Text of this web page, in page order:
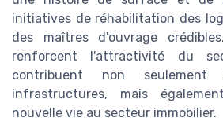
initiatives de réhabilitation des
des maîtres d'ouvrage
renforcent l'attractivité du
contribuent non
infrastructures, mais
nouvelle vie au secteur immobilier.